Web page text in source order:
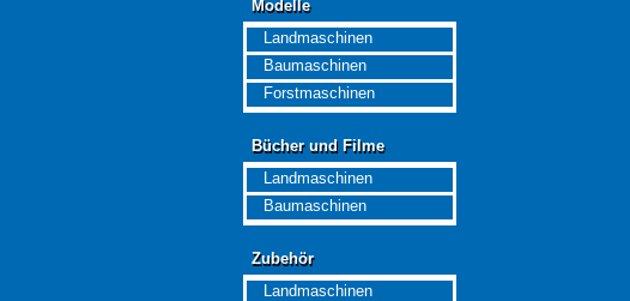
Modelle
Modelle
Landmaschinen
Baumaschinen
Forstmaschinen
Bücher und Filme
Bücher und Filme
Landmaschinen
Baumaschinen
Zubehör
Zubehör
Landmaschinen